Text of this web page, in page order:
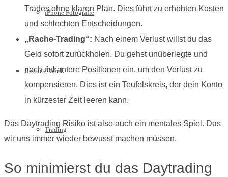
iPhone Fotografie
Remote Work
Trading
Trades ohne klaren Plan. Dies führt zu erhöhten Kosten
und schlechten Entscheidungen.
„Rache-Trading“: Nach einem Verlust willst du das
Geld sofort zurückholen. Du gehst unüberlegte und
noch riskantere Positionen ein, um den Verlust zu
kompensieren. Dies ist ein Teufelskreis, der dein Konto
in kürzester Zeit leeren kann.
Das Daytrading Risiko ist also auch ein mentales Spiel. Das
wir uns immer wieder bewusst machen müssen.
So minimierst du das Daytrading